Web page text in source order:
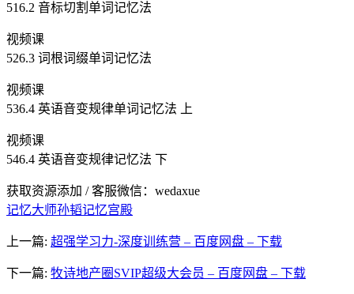
516.2 音标切割单词记忆法
视频课
526.3 词根词缀单词记忆法
视频课
536.4 英语音变规律单词记忆法 上
视频课
546.4 英语音变规律记忆法 下
获取资源添加 / 客服微信：wedaxue
记忆大师孙韬记忆宫殿
上一篇: 超强学习力-深度训练营 – 百度网盘 – 下载
下一篇: 牧诗地产圈SVIP超级大会员 – 百度网盘 – 下载